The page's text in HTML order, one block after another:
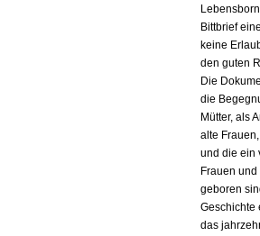
Bittbrief
keine
den guten
Die
die
Mütter, als
alte
und die ein
Frauen
geboren
Geschichte
das